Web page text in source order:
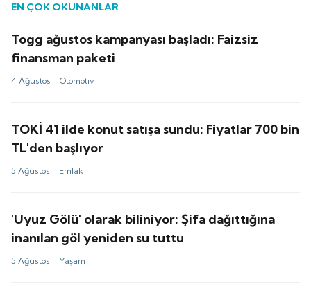
EN ÇOK OKUNANLAR
Togg ağustos kampanyası başladı: Faizsiz
finansman paketi
4 Ağustos -Otomotiv
TOKİ 41 ilde konut satışa sundu: Fiyatlar 700 bin
TL'den başlıyor
5 Ağustos - Emlak
'Uyuz Gölü' olarak biliniyor: Şifa dağıttığına
inanılan göl yeniden su tuttu
5 Ağustos - Yaşam